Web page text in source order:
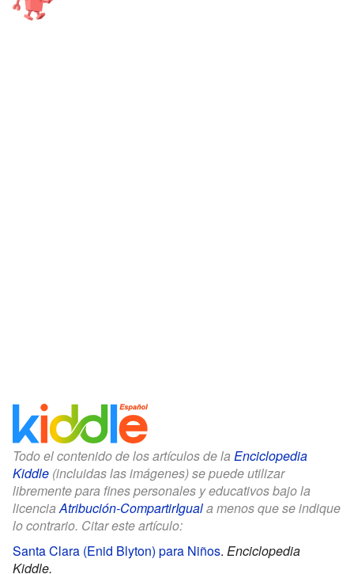
Todo el contenido de los artículos de la Enciclopedia
Kiddle (incluidas las imágenes) se puede utilizar
libremente para fines personales y educativos bajo la
licenciaAtribución-CompartirIguala menos que se indique
lo contrario. Citar este artículo:
Santa Clara (Enid Blyton) para Niños. Enciclopedia
Kiddle.